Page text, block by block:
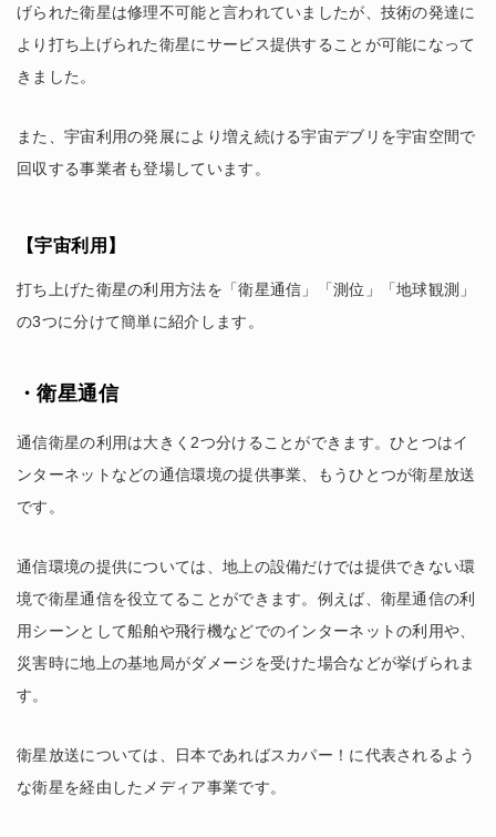
げられた衛星は修理不可能と言われていましたが、技術の発達に
より打ち上げられた衛星にサービス提供することが可能になって
きました。
また、宇宙利用の発展により増え続ける宇宙デブリを宇宙空間で
回収する事業者も登場しています。
【宇宙利用】
打ち上げた衛星の利用方法を「衛星通信」「測位」「地球観測」
の3つに分けて簡単に紹介します。
・衛星通信
通信衛星の利用は大きく2つ分けることができます。ひとつはイ
ンターネットなどの通信環境の提供事業、もうひとつが衛星放送
です。
通信環境の提供については、地上の設備だけでは提供できない環
境で衛星通信を役立てることができます。例えば、衛星通信の利
用シーンとして船舶や飛行機などでのインターネットの利用や、
災害時に地上の基地局がダメージを受けた場合などが挙げられま
す。
衛星放送については、日本であればスカパー！に代表されるよう
な衛星を経由したメディア事業です。